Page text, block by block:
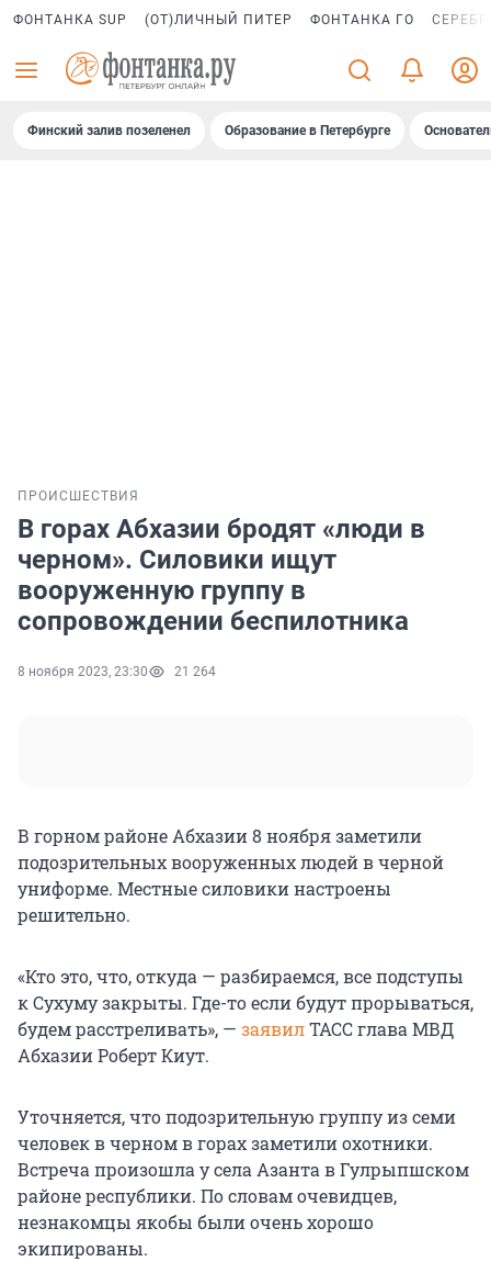
ФОНТАНКА SUP (ОТ)ЛИЧНЫЙ ПИТЕР ФОНТАНКА ГО
Финский залив позеленел Образование в Петербурге
ПРОИСШЕСТВИЯ
В горах Абхазии бродят «люди в
черном». Силовики ищут
вооруженную группу в
сопровождении беспилотника
8 ноября 2023, 23:30 21 264
В горном районе Абхазии 8 ноября заметили
подозрительных вооруженных людей в черной
униформе. Местные силовики настроены
решительно.
«Кто это, что, откуда — разбираемся, все подступы
к Сухуму закрыты. Где-то если будут прорываться,
будем расстреливать», — заявилТАСС глава МВД
Абхазии Роберт Киут.
Уточняется, что подозрительную группу из семи
человек в черном в горах заметили охотники.
Встреча произошла у села Азанта в Гулрыпшском
районе республики. По словам очевидцев,
незнакомцы якобы были очень хорошо
экипированы.